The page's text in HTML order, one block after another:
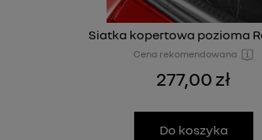
Siatka kopertowa pozioma
Cena rekomendowana
277,00 zł
Do koszyka